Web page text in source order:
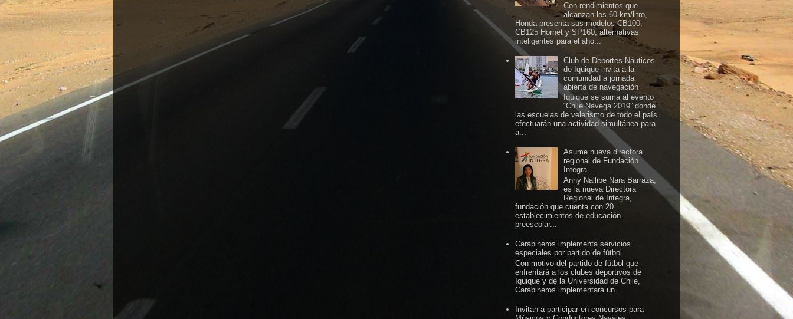
Con rendimientos que
alcanzan los 60 km/litro,
Honda presenta sus modelos CB100,
CB125 Hornet y SP160, alternativas
inteligentes para el aho...
Club de Deportes Náuticos
de Iquique invita a la
comunidad a jornada
abierta de navegación
Iquique se suma al evento
“Chile Navega 2019” donde
las escuelas de velerismo de todo el país
efectuarán una actividad simultánea para
a...
Asume nueva directora
regional de Fundación
Integra
Anny Nallibe Nara Barraza,
es la nueva Directora
Regional de Integra,
fundación que cuenta con 20
establecimientos de educación
preescolar...
Carabineros implementa servicios
especiales por partido de fútbol
Con motivo del partido de fútbol que
enfrentará a los clubes deportivos de
Iquique y de la Universidad de Chile,
Carabineros implementará un...
Invitan a participar en concursos para